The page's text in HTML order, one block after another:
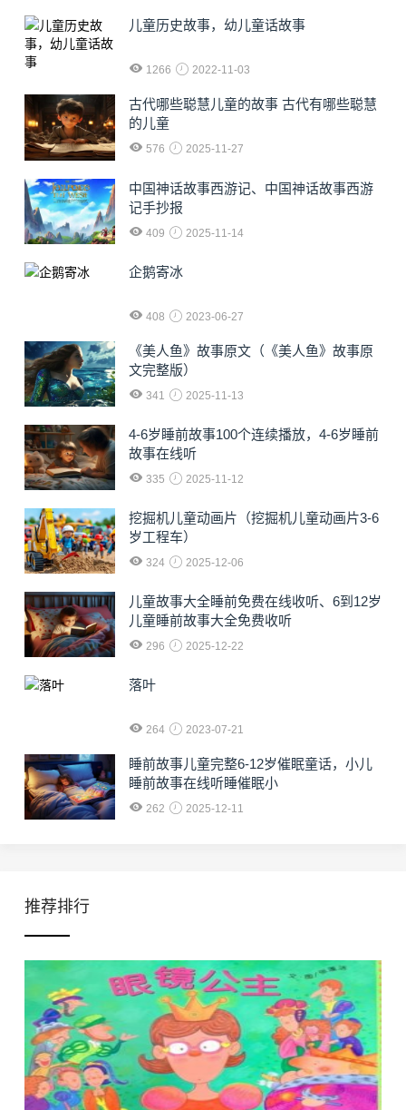
儿童历史故事，幼儿童话故事
1266 2022-11-03
古代哪些聪慧儿童的故事 古代有哪些聪慧
的儿童
576 2025-11-27
中国神话故事西游记、中国神话故事西游
记手抄报
409 2025-11-14
企鹅寄冰
408 2023-06-27
《美人鱼》故事原文（《美人鱼》故事原
文完整版）
341 2025-11-13
4-6岁睡前故事100个连续播放，4-6岁睡前
故事在线听
335 2025-11-12
挖掘机儿童动画片（挖掘机儿童动画片3-6
岁工程车）
324 2025-12-06
儿童故事大全睡前免费在线收听、6到12岁
儿童睡前故事大全免费收听
296 2025-12-22
落叶
264 2023-07-21
睡前故事儿童完整6-12岁催眠童话，小儿
睡前故事在线听睡催眠小
262 2025-12-11
推荐排行